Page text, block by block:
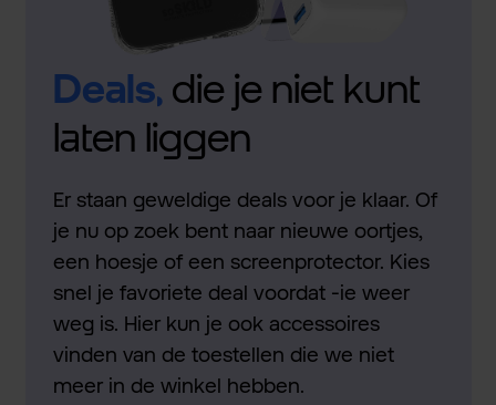
Deals,die je niet kunt
laten liggen
Er staan geweldige deals voor je klaar. Of
je nu op zoek bent naar nieuwe oortjes,
een hoesje of een screenprotector. Kies
snel je favoriete deal voordat -ie weer
weg is. Hier kun je ook accessoires
vinden van de toestellen die we niet
meer in de winkel hebben.